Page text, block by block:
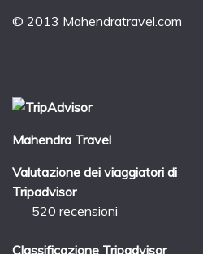
© 2013 Mahendratravel.com
Mahendra Travel
Valutazione dei viaggiatori di
Tripadvisor
520 recensioni
Classificazione Tripadvisor